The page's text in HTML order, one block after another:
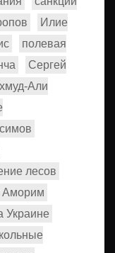
Илие
полевая
Сергей
Али
лесов
Аморим
Украине